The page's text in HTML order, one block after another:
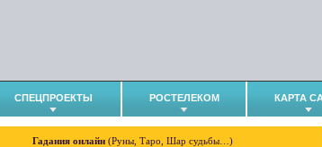
СПЕЦПРОЕКТЫ РОСТЕЛЕКОМ КАРТА
Гадания онлайн (Руны, Таро, Шар судьбы…)